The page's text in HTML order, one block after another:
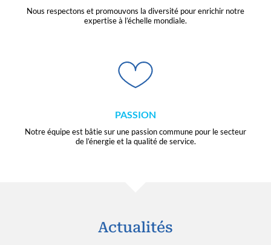
Nous respectons et promouvons la diversité pour enrichir notre
expertise à l’échelle mondiale.
PASSION
Notre équipe est bâtie sur une passion commune pour le secteur
de l’énergie et la qualité de service.
Actualités